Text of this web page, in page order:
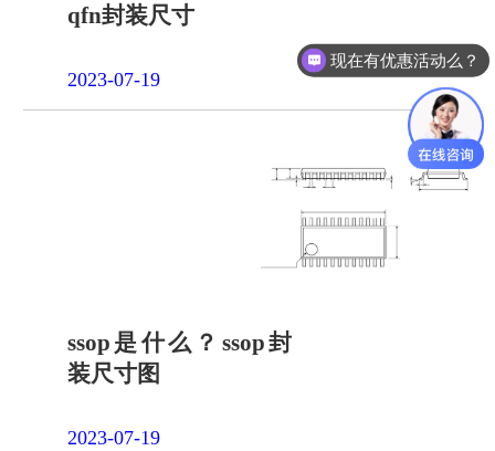
qfn封装尺寸
2023-07-19
ssop是什么？ssop封
装尺寸图
2023-07-19
现在有优惠活动么？